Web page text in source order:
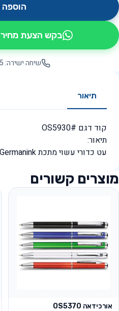
בקש הצעת מחיר
שיחה ישירה: 050-9000405
תיאור
קוד דגם #OS5930
תיאור:
עט כדורי עשוי מתכת Germanink
מוצרים קשורים
אורכידאה OS5370